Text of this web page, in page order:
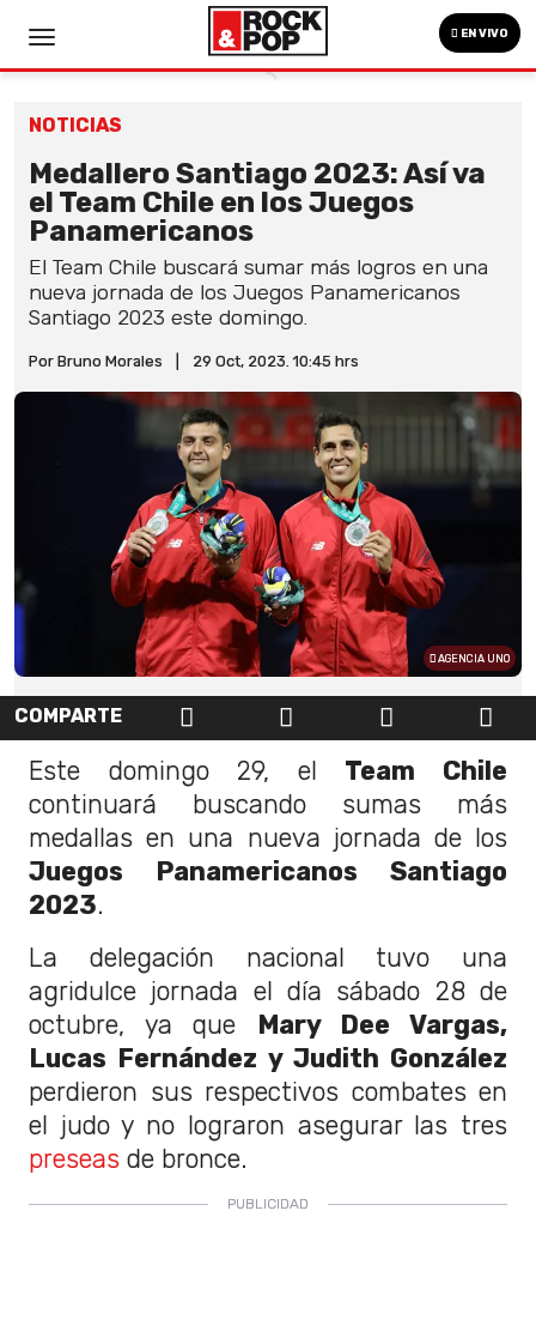
EN VIVO
NOTICIAS
Medallero Santiago 2023: Así va
el Team Chile en los Juegos
Panamericanos
El Team Chile buscará sumar más logros en una
nueva jornada de los Juegos Panamericanos
Santiago 2023 este domingo.
Por Bruno Morales 29 Oct, 2023. 10:45 hrs
AGENCIA UNO
COMPARTE
Este domingo 29, el Team Chile
continuará buscando sumas más
medallas en una nueva jornada de los
Juegos Panamericanos Santiago
2023.
La delegación nacional tuvo una
agridulce jornada el día sábado 28 de
octubre, ya que Mary Dee Vargas,
Lucas Fernández y Judith González
perdieron sus respectivos combates en
el judo y no lograron asegurar las tres
preseas de bronce.